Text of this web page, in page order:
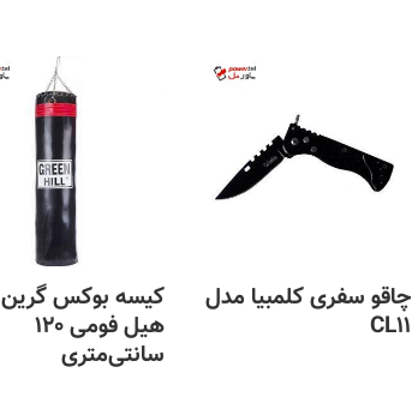
چاقو سفری کلمبیا مدل
CL11
کیسه بوکس گرین
هیل فومی 120
سانتی‌متری